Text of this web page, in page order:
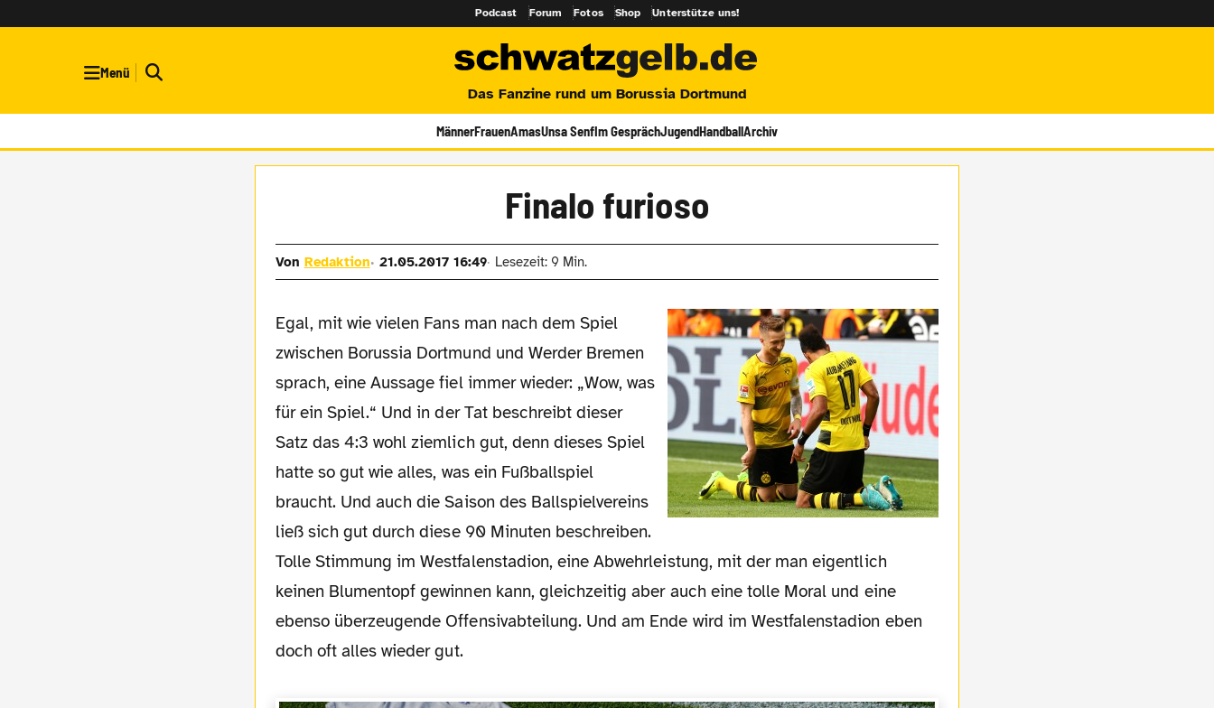
Podcast Forum Fotos Shop Unterstütze uns!
Menü
Das Fanzine rund um Borussia Dortmund
MännerFrauenAmasUnsa SenfIm GesprächJugendHandballArchiv
Finalo furioso
Von Redaktion 21.05.2017 16:49 Lesezeit: 9 Min.
Egal, mit wie vielen Fans man nach dem Spiel
zwischen Borussia Dortmund und Werder Bremen
sprach, eine Aussage fiel immer wieder: „Wow, was
für ein Spiel.“ Und in der Tat beschreibt dieser
Satz das 4:3 wohl ziemlich gut, denn dieses Spiel
hatte so gut wie alles, was ein Fußballspiel
braucht. Und auch die Saison des Ballspielvereins
ließ sich gut durch diese 90 Minuten beschreiben.
Tolle Stimmung im Westfalenstadion, eine Abwehrleistung, mit der man eigentlich
keinen Blumentopf gewinnen kann, gleichzeitig aber auch eine tolle Moral und eine
ebenso überzeugende Offensivabteilung. Und am Ende wird im Westfalenstadion eben
doch oft alles wieder gut.